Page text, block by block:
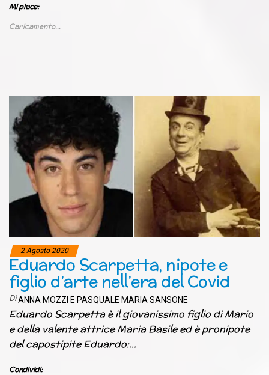
Mi piace:
Caricamento...
2 Agosto 2020
Eduardo Scarpetta, nipote e
figlio d’arte nell’era del Covid
DiANNA MOZZI E PASQUALE MARIA SANSONE
Eduardo Scarpetta è il giovanissimo figlio di Mario
e della valente attrice Maria Basile ed è pronipote
del capostipite Eduardo:…
Condividi: